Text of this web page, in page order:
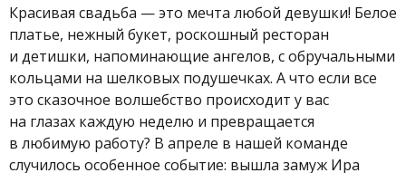
Красивая свадьба — это мечта любой девушки! Белое
платье, нежный букет, роскошный ресторан
и детишки, напоминающие ангелов, с обручальными
кольцами на шелковых подушечках. А что если все
это сказочное волшебство происходит у вас
на глазах каждую неделю и превращается
в любимую работу? В апреле в нашей команде
случилось особенное событие: вышла замуж Ира